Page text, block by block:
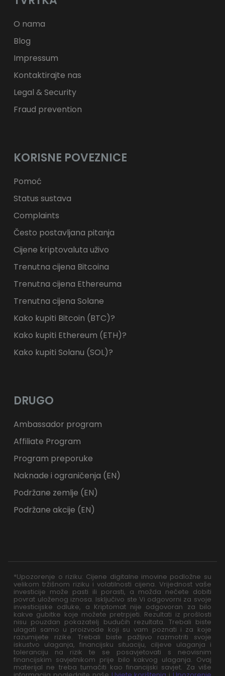
ft HUF
zł PLN
O nama
Blog
Impressum
Kontaktirajte nas
Legal & Security
Fraud prevention
KORISNE POVEZNICE
Pomoć
Status sustava
Complaints
Često postavljana pitanja
Cijene kriptovaluta uživo
Trenutna cijena Bitcoina
Trenutna cijena Ethereuma
Trenutna cijena Solane
Kako kupiti Bitcoin (BTC)?
Kako kupiti Ethereum (ETH)?
Kako kupiti Solanu (SOL)?
DRUGO
Ambassador program
Affiliate Program
Program preporuke
Naknade i ograničenja (EN)
Podržane zemlje (EN)
Podržane akcije (EN)
*Upozorenje o riziku: Cijene digitalne imovine podložne su
velikom tržišnom riziku i volatilnosti cijena. Vrijednost vaše
investicije može pasti ili porasti, a možda nećete dobiti
povrat uloženog iznosa. Isključivo ste Vi odgovorni za svoje
investicijske odluke, a Kriptomat nije odgovoran za bilo
kakve gubitke koje možete pretrpjeti. Rezultati iz prošlosti
nisu pouzdan pokazatelj budućih rezultata. Trebali biste
ulagati samo u proizvode koji su vam poznati i za koje
razumijete rizike. Trebali biste pažljivo razmotriti svoje
iskustvo ulaganja, financijsku situaciju, ciljeve ulaganja i
toleranciju na rizik te se posavjetovati s neovisnim
financijskim savjetnikom prije bilo kakvog ulaganja. Ovaj
materijal ne treba tumačiti kao financijski savjet. Za više